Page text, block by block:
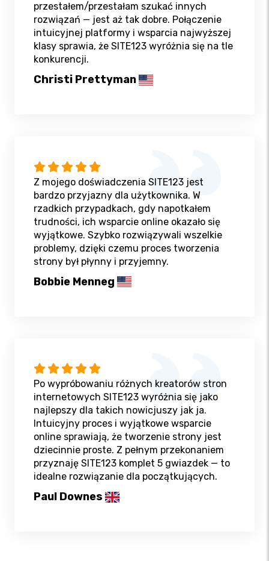
przestałem/przestałam szukać innych
rozwiązań — jest aż tak dobre. Połączenie
intuicyjnej platformy i wsparcia najwyższej
klasy sprawia, że SITE123 wyróżnia się na tle
konkurencji.
Christi Prettyman
Z mojego doświadczenia SITE123 jest
bardzo przyjazny dla użytkownika. W
rzadkich przypadkach, gdy napotkałem
trudności, ich wsparcie online okazało się
wyjątkowe. Szybko rozwiązywali wszelkie
problemy, dzięki czemu proces tworzenia
strony był płynny i przyjemny.
Bobbie Menneg
Po wypróbowaniu różnych kreatorów stron
internetowych SITE123 wyróżnia się jako
najlepszy dla takich nowicjuszy jak ja.
Intuicyjny proces i wyjątkowe wsparcie
online sprawiają, że tworzenie strony jest
dziecinnie proste. Z pełnym przekonaniem
przyznaję SITE123 komplet 5 gwiazdek — to
idealne rozwiązanie dla początkujących.
Paul Downes